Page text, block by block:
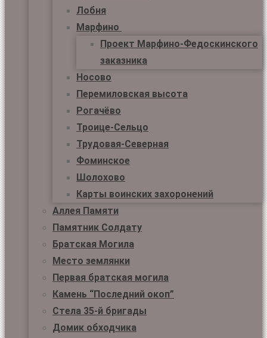
Лобня
Марфино
Проект Марфино-Федоскинского
заказника
Носово
Перемиловская высота
Рогачёво
Троице-Сельцо
Трудовая-Северная
Фоминское
Шолохово
Карты воинских захоронений
Аллея Памяти
Памятник Солдату
Братская Могила
Место землянки
Первая братская могила
Камень “Последний окоп”
Стела 35-й бригады
Домик обходчика